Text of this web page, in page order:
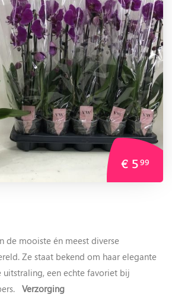
€ 599
de mooiste én meest diverse
Ze staat bekend om haar elegante
uitstraling, een echte favoriet bij
Verzorging